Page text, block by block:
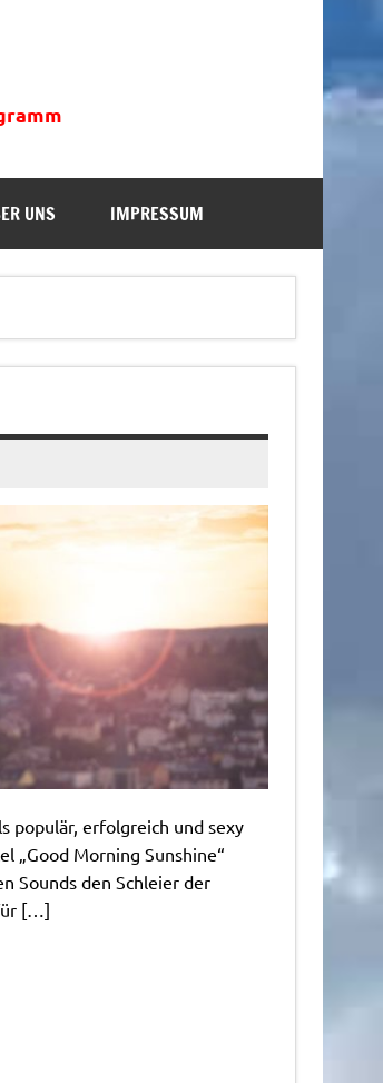
UNS IMPRESSUM
populär, erfolgreich und sexy
„Good Morning Sunshine“
Sounds den Schleier der
[…]